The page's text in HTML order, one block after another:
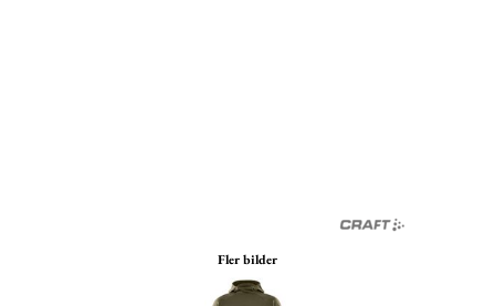
Fler bilder